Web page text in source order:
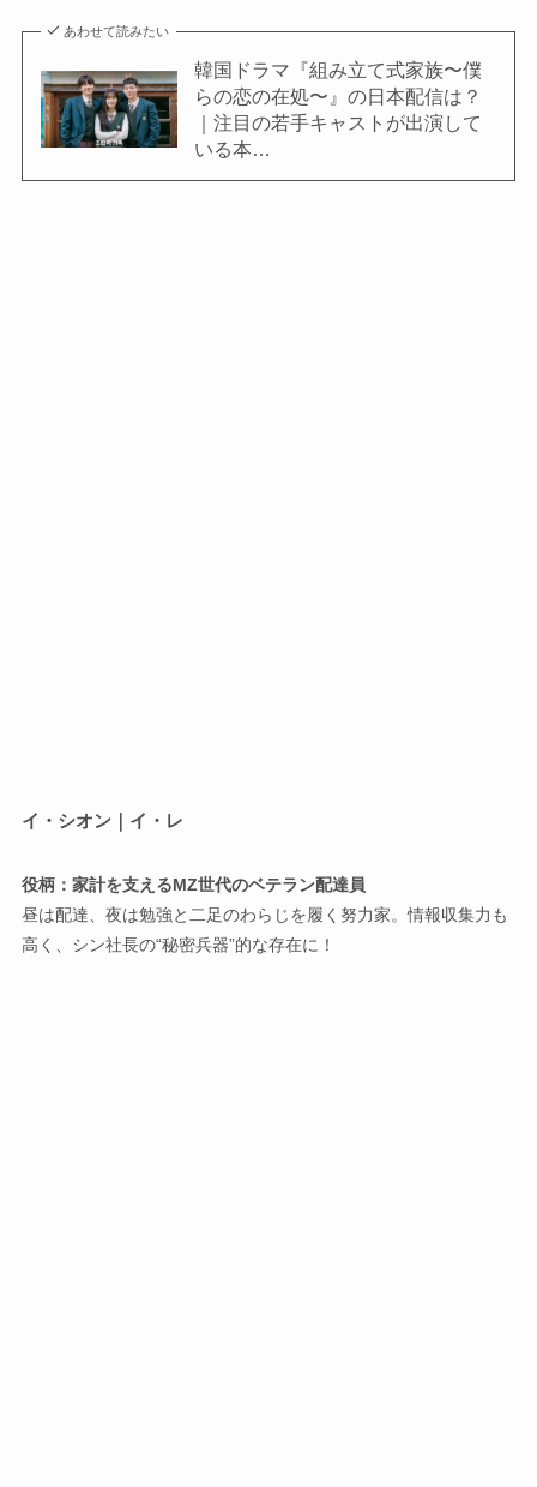
あわせて読みたい
韓国ドラマ『組み立て式家族〜僕
らの恋の在処〜』の日本配信は？
｜注目の若手キャストが出演して
いる本…
イ・シオン｜イ・レ
役柄：家計を支えるMZ世代のベテラン配達員
昼は配達、夜は勉強と二足のわらじを履く努力家。情報収集力も
高く、シン社長の“秘密兵器”的な存在に！